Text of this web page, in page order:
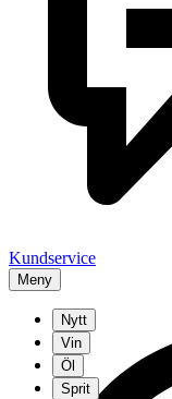
Kundservice
Meny
Nytt
Vin
Öl
Sprit